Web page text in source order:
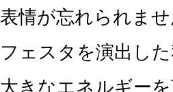
表情が忘れられま
フェスタを演出し
大きなエネルギー